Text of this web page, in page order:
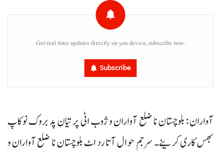
Get real time updates directly on you device, subscribe now.
Subscribe
آواران : بلوچستان نا ضلع آواران و ژوب اٹی پر تیان پد بروک نوکاپ
بھس کاری کرینے۔ سرجم حوال آتا رد اٹ بلوچستان نا ضلع آواران و